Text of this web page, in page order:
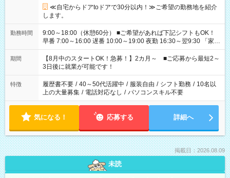
≪自宅からドアtoドアで30分以内！≫ご希望の勤務地を紹介
します。
勤務時間
9:00～18:00（休憩60分） ■ご希望があれば下記シフトもOK！
早番 7:00～16:00 遅番 10:00～19:00 夜勤 16:30～翌9:30 「家族
と休みを合わせたい」 「余裕を持って夕飯の準備がしたい」
「できれば残業はしたくない」 など、ご希望を教えてください
ね。 ※Wワーク希望の方へ 今ご覧のお仕事で希望する勤務時間
と、もう1つのお仕事の勤務時間。 合計で週40時間を超える場
合は応募できません。
期間
【8月中のスタートOK！急募！】2カ月～ ■ご応募から最短2～
3日後に就業が可能です！
特徴 履歴書不要 / 40～50代活躍中 / 服装自由 / シフト勤務 / 10名以
上の大量募集 / 電話対応なし / パソコンスキル不要
気になる！ 応募する 詳細へ
掲載日：2026.08.09
未読